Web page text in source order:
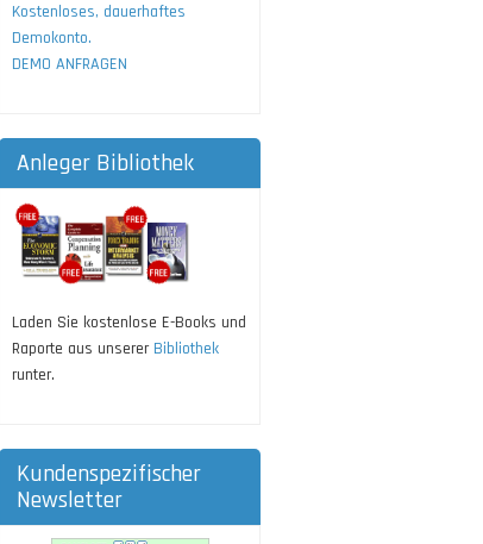
Kostenloses, dauerhaftes
Demokonto.
DEMO ANFRAGEN
Anleger Bibliothek
Laden Sie kostenlose E-Books und
Raporte aus unserer Bibliothek
runter.
Kundenspezifischer
Newsletter